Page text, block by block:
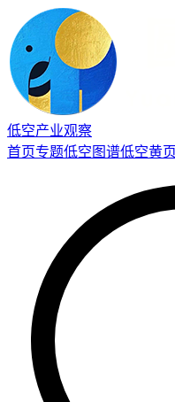
低空产业观察
首页专题低空图谱低空黄页